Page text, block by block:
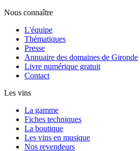
Nous connaître
L'équipe
Thématiques
Presse
Annuaire des domaines de Gironde
Livre numérique gratuit
Contact
Les vins
La gamme
Fiches techniques
La boutique
Les vins en musique
Nos revendeurs